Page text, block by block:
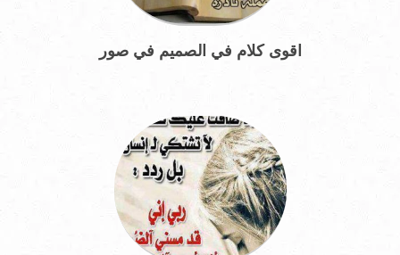
اقوى كلام في الصميم في صور